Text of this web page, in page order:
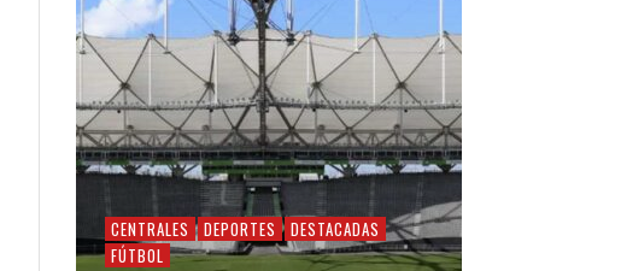
CENTRALES DEPORTES
DESTACADAS
FÚTBOL